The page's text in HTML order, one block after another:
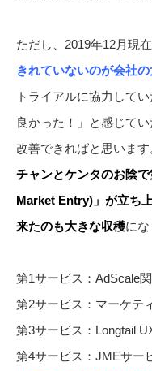
ただし、2019年12月現在
きれていないのが会社
トライアルに協力して
良かった！」と感じて
改善できればと思います
チャンとケンタのお陰
Market Entry)」が立ち
来たのも大きな収穫にな
第1サービス：AdScale
第2サービス：マーケテ
第3サービス：Longtail
第4サービス：JMEサー